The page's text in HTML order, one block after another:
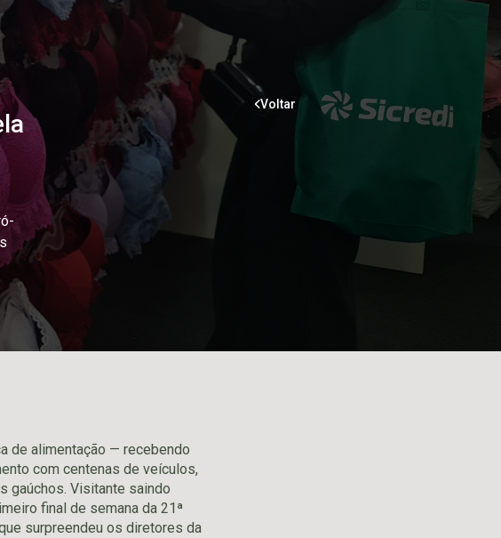
Voltar
de alimentação — recebendo
com centenas de veículos,
gaúchos. Visitante saindo
final de semana da 21ª
surpreendeu os diretores da